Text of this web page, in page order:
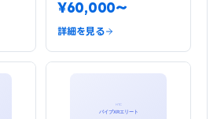
¥60,000〜
詳細を見る